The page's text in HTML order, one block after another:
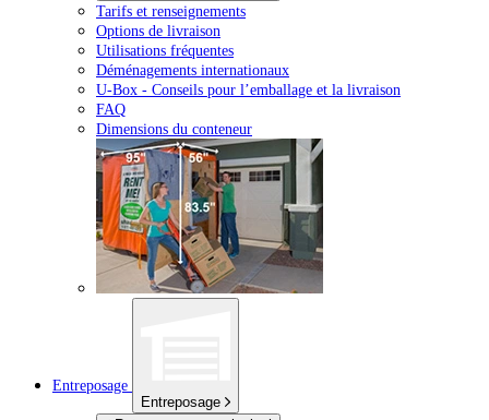
Tarifs et renseignements
Options de livraison
Utilisations fréquentes
Déménagements internationaux
U-Box - Conseils pour l’emballage et la livraison
FAQ
Dimensions du conteneur
Entreposage
Entreposage